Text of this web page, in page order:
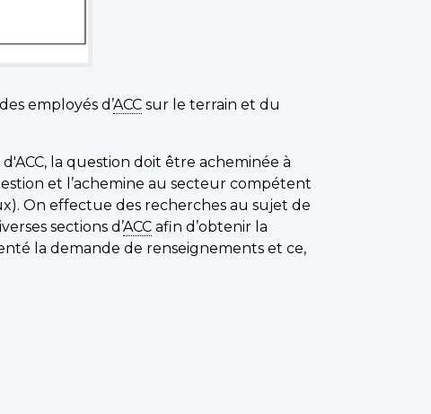
employés d’ACC sur le terrain et du
la question doit être acheminée à
et l’achemine au secteur compétent
On effectue des recherches au sujet de
sections d’ACC afin d’obtenir la
la demande de renseignements et ce,